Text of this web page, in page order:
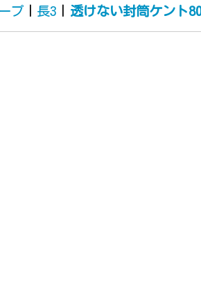
プ 長3 透けない封筒ケント